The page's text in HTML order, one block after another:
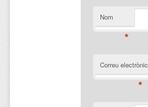
Nom
*
Correu electrònic
*